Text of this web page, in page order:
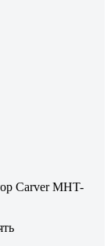
Carver MHT-